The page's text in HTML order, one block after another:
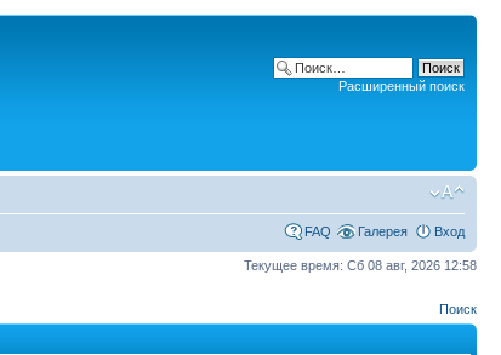
Расширенный поиск
FAQ Галерея Вход
Текущее время: Сб 08 авг, 2026 12:58
Поиск